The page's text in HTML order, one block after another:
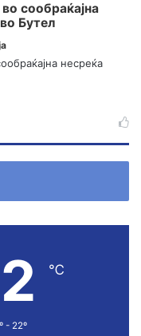
сообраќајна
Бутел
несреќа
℃
- 22º